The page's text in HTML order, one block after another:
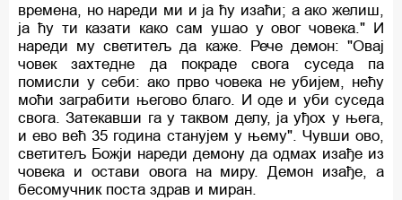
времена, но нареди ми и ја ћу изаћи; а ако желиш,
ја ћу ти казати како сам ушао у овог човека." И
нареди му светитељ да каже. Рече демон: "Овај
човек захтедне да покраде свога суседа па
помисли у себи: ако прво човека не убијем, нећу
моћи заграбити његово благо. И оде и уби суседа
свога. Затекавши га у таквом делу, ја уђох у њега,
и ево већ 35 година станујем у њему". Чувши ово,
светитељ Божји нареди демону да одмах изађе из
човека и остави овога на миру. Демон изађе, а
бесомучник поста здрав и миран.